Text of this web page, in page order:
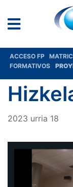
ACCESO FP
FORMATIVOS
2023 urria 18